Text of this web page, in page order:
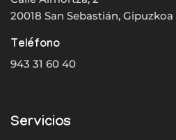
20018 San Sebastián, Gipuzkoa
Teléfono
943 31 60 40
Servicios